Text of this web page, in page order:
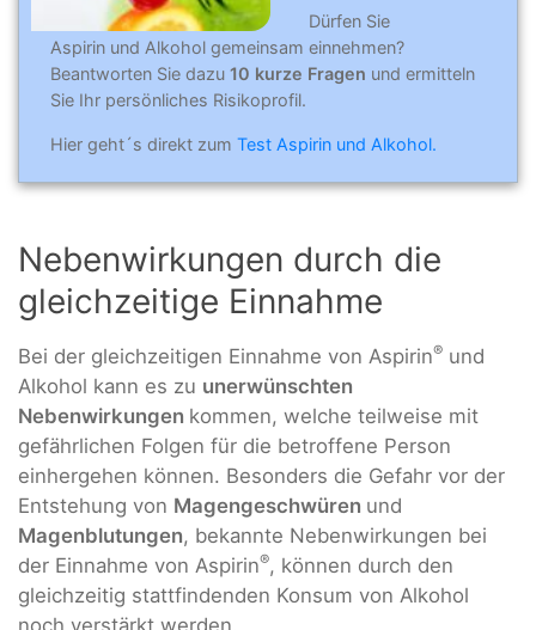
Dürfen Sie
Aspirin und Alkohol gemeinsam einnehmen?
Beantworten Sie dazu 10 kurze Fragen und ermitteln
Sie Ihr persönliches Risikoprofil.
Hier geht´s direkt zum Test Aspirin und Alkohol.
Nebenwirkungen durch die
gleichzeitige Einnahme
Bei der gleichzeitigen Einnahme von Aspirin® und
Alkohol kann es zu unerwünschten
Nebenwirkungen kommen, welche teilweise mit
gefährlichen Folgen für die betroffene Person
einhergehen können. Besonders die Gefahr vor der
Entstehung von Magengeschwüren und
Magenblutungen, bekannte Nebenwirkungen bei
der Einnahme von Aspirin®, können durch den
gleichzeitig stattfindenden Konsum von Alkohol